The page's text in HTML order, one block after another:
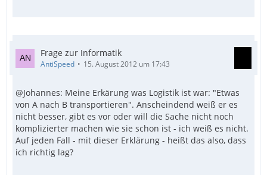
Frage zur Informatik
AntiSpeed 15. August 2012 um 17:43
@Johannes: Meine Erkärung was Logistik ist war: "Etwas
von A nach B transportieren". Anscheindend weiß er es
nicht besser, gibt es vor oder will die Sache nicht noch
komplizierter machen wie sie schon ist - ich weiß es nicht.
Auf jeden Fall - mit dieser Erklärung - heißt das also, dass
ich richtig lag?